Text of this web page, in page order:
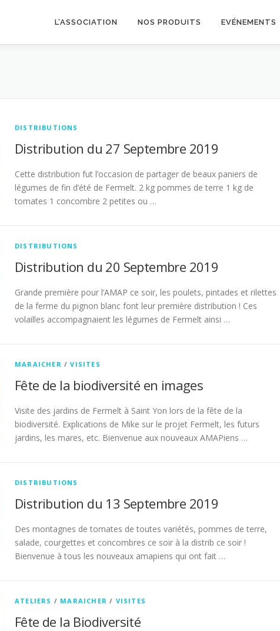
L’ASSOCIATION NOS PRODUITS EVÉNEMENTS
DISTRIBUTIONS
Distribution du 27 Septembre 2019
Cette distribution fut l’occasion de partager de beaux paniers de
légumes de fin d’été de Fermelt. 2 kg pommes de terre 1 kg de
tomates 1 concombre 2 petites ou …
DISTRIBUTIONS
Distribution du 20 Septembre 2019
Grande première pour l’AMAP ce soir, les poulets, pintades et rilettes
de la ferme du pignon blanc font leur première distribution ! Ces
volailles accompagnaient les légumes de Fermelt ainsi …
MARAICHER /VISITES
Fête de la biodiversité en images
Visite des jardins de Fermelt à Saint Yon lors de la fête de la
biodiversité. Explications de Mike sur le projet Fermelt, les futurs
jardins, les mares, etc. Bienvenue aux nouveaux AMAPiens …
DISTRIBUTIONS
Distribution du 13 Septembre 2019
Des montagnes de tomates de toutes variétés, pommes de terre,
salade, courgettes et concombres ce soir à la distrib ce soir !
Bienvenue à tous les nouveaux amapiens qui ont fait …
ATELIERS / MARAICHER / VISITES
Fête de la Biodiversité